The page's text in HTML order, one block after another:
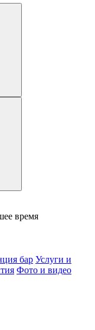
время
бар Услуги и
Фото и видео